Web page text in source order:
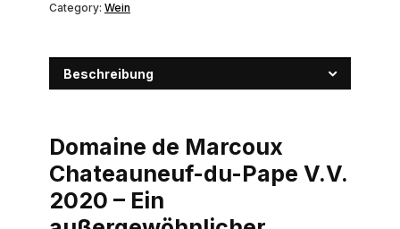
Category: Wein
Beschreibung
Domaine de Marcoux
Chateauneuf-du-Pape V.V.
2020 – Ein